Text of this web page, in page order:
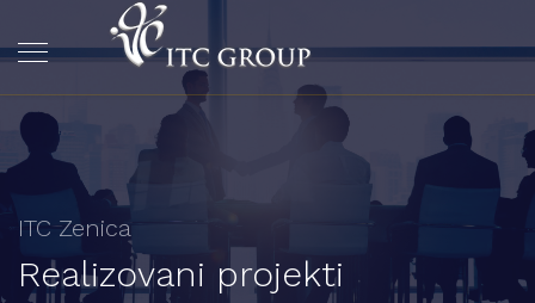
ITC Zenica
Realizovani projekti